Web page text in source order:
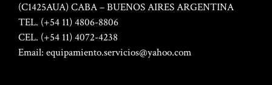
(C1425AUA) CABA – BUENOS AIRES ARGENTINA
TEL. (+54 11) 4806-8806
CEL. (+54 11) 4072-4238
Email: equipamiento.servicios@yahoo.com